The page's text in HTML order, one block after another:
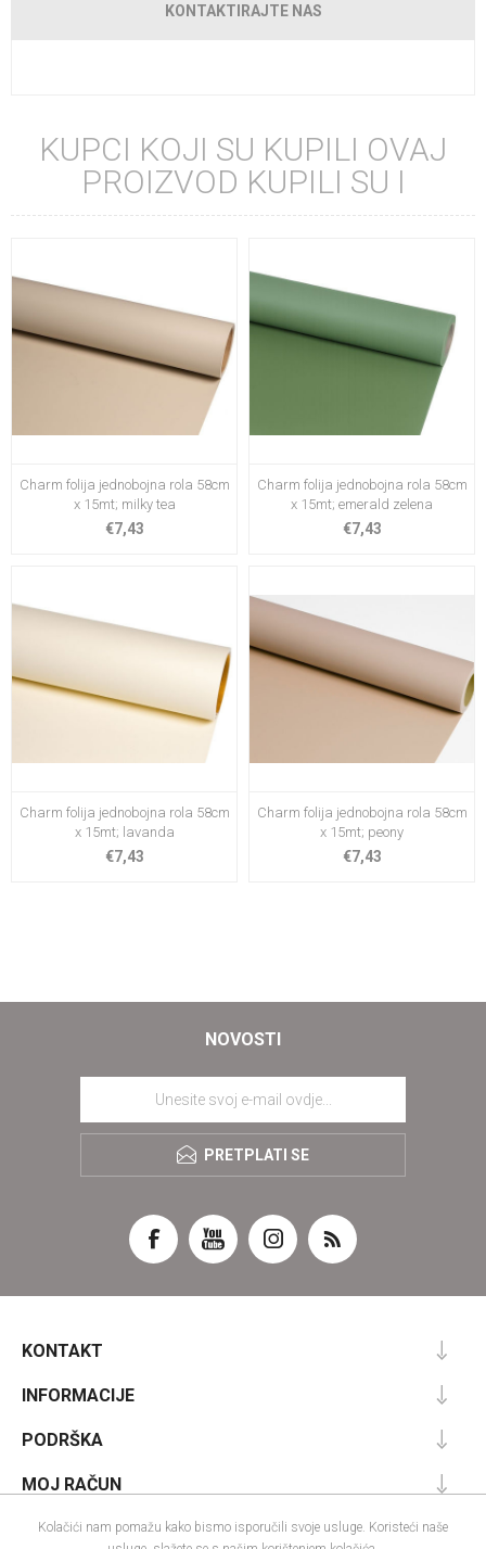
KONTAKTIRAJTE NAS
KUPCI KOJI SU KUPILI OVAJ
PROIZVOD KUPILI SU I
Charm folija jednobojna rola 58cm
x 15mt; milky tea
€7,43
Charm folija jednobojna rola 58cm
x 15mt; emerald zelena
€7,43
Charm folija jednobojna rola 58cm
x 15mt; lavanda
€7,43
Charm folija jednobojna rola 58cm
x 15mt; peony
€7,43
NOVOSTI
PRETPLATI SE
KONTAKT
INFORMACIJE
PODRŠKA
MOJ RAČUN
Kolačići nam pomažu kako bismo isporučili svoje usluge. Koristeći naše